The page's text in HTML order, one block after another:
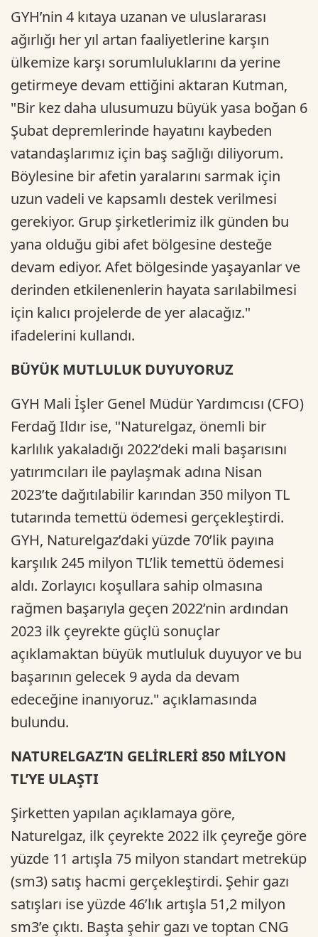
GYH’nin 4 kıtaya uzanan ve uluslararası
ağırlığı her yıl artan faaliyetlerine karşın
ülkemize karşı sorumluluklarını da yerine
getirmeye devam ettiğini aktaran Kutman,
"Bir kez daha ulusumuzu büyük yasa boğan 6
Şubat depremlerinde hayatını kaybeden
vatandaşlarımız için baş sağlığı diliyorum.
Böylesine bir afetin yaralarını sarmak için
uzun vadeli ve kapsamlı destek verilmesi
gerekiyor. Grup şirketlerimiz ilk günden bu
yana olduğu gibi afet bölgesine desteğe
devam ediyor. Afet bölgesinde yaşayanlar ve
derinden etkilenenlerin hayata sarılabilmesi
için kalıcı projelerde de yer alacağız."
ifadelerini kullandı.
BÜYÜK MUTLULUK DUYUYORUZ
GYH Mali İşler Genel Müdür Yardımcısı (CFO)
Ferdağ Ildır ise, "Naturelgaz, önemli bir
karlılık yakaladığı 2022’deki mali başarısını
yatırımcıları ile paylaşmak adına Nisan
2023’te dağıtılabilir karından 350 milyon TL
tutarında temettü ödemesi gerçekleştirdi.
GYH, Naturelgaz’daki yüzde 70’lik payına
karşılık 245 milyon TL’lik temettü ödemesi
aldı. Zorlayıcı koşullara sahip olmasına
rağmen başarıyla geçen 2022’nin ardından
2023 ilk çeyrekte güçlü sonuçlar
açıklamaktan büyük mutluluk duyuyor ve bu
başarının gelecek 9 ayda da devam
edeceğine inanıyoruz." açıklamasında
bulundu.
NATURELGAZ’IN GELİRLERİ 850 MİLYON
TL’YE ULAŞTI
Şirketten yapılan açıklamaya göre,
Naturelgaz, ilk çeyrekte 2022 ilk çeyreğe göre
yüzde 11 artışla 75 milyon standart metreküp
(sm3) satış hacmi gerçekleştirdi. Şehir gazı
satışları ise yüzde 46’lık artışla 51,2 milyon
sm3’e çıktı. Başta şehir gazı ve toptan CNG